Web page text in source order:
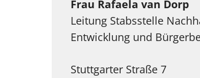
Frau Rafaela van Dorp
Leitung Stabsstelle
Entwicklung und
Stuttgarter Straße 7